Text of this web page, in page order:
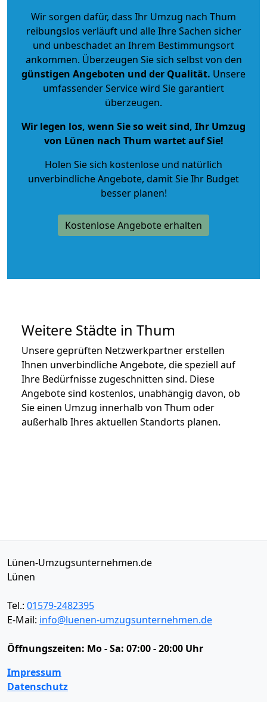
Wir sorgen dafür, dass Ihr Umzug nach Thum
reibungslos verläuft und alle Ihre Sachen sicher
und unbeschadet an Ihrem Bestimmungsort
ankommen. Überzeugen Sie sich selbst von den
günstigen Angeboten und der Qualität. Unsere
umfassender Service wird Sie garantiert
überzeugen.
Wir legen los, wenn Sie so weit sind, Ihr Umzug
von Lünen nach Thum wartet auf Sie!
Holen Sie sich kostenlose und natürlich
unverbindliche Angebote, damit Sie Ihr Budget
besser planen!
Kostenlose Angebote erhalten
Weitere Städte in Thum
Unsere geprüften Netzwerkpartner erstellen
Ihnen unverbindliche Angebote, die speziell auf
Ihre Bedürfnisse zugeschnitten sind. Diese
Angebote sind kostenlos, unabhängig davon, ob
Sie einen Umzug innerhalb von Thum oder
außerhalb Ihres aktuellen Standorts planen.
Lünen-Umzugsunternehmen.de
Lünen
Tel.: 01579-2482395
E-Mail: info@luenen-umzugsunternehmen.de
Öffnungszeiten: Mo - Sa: 07:00 - 20:00 Uhr
Impressum
Datenschutz